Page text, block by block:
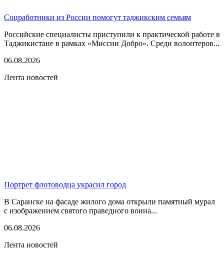
Соцработники из России помогут таджикским семьям
Российские специалисты приступили к практической работе в
Таджикистане в рамках «Миссии Добро». Среди волонтеров...
06.08.2026
Лента новостей
Портрет флотоводца украсил город
В Саранске на фасаде жилого дома открыли памятный мурал
с изображением святого праведного воина...
06.08.2026
Лента новостей